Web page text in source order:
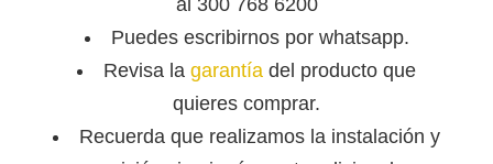
al 300 768 6200
Puedes escribirnos por whatsapp.
Revisa la garantía del producto que
quieres comprar.
Recuerda que realizamos la instalación y